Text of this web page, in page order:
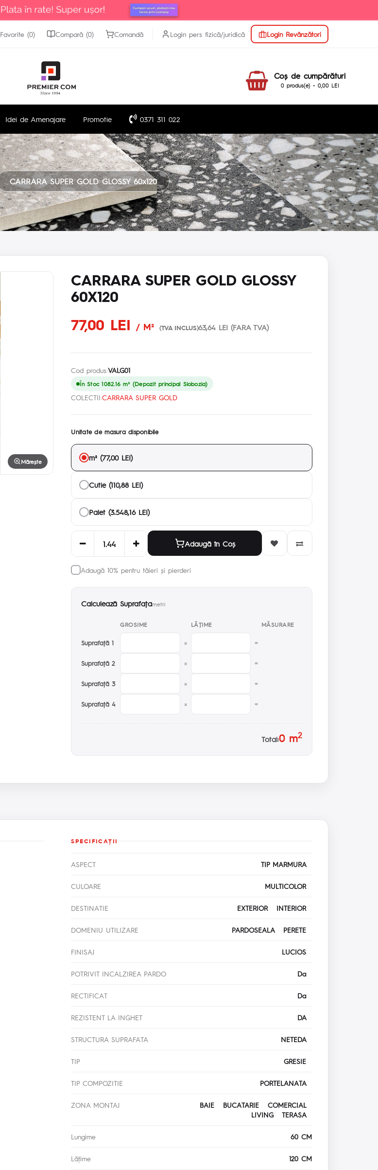
Login Revânzători
Login pers fizică/juridică
Favorite (0) Compară (0) Comandă
Coş de cumpărături
0 produs(e) - 0,00 LEI
Idei de Amenajare Promotie 0371 311 022
CARRARA SUPER GOLD GLOSSY 60x120
Mărește
CARRARA SUPER GOLD GLOSSY
60X120
77,00 LEI
/ M² (TVA INCLUS)63,64 LEI (FARA TVA)
Cod produs:VALG01
În Stoc 1082.16 m² (Depozit principal Slobozia)
COLECTII:CARRARA SUPER GOLD
Unitate de masura disponibile
m² (77,00 LEI)
Cutie (110,88 LEI)
Palet (3.548,16 LEI)
Adaugă în Coş
Adaugă 10% pentru tăieri și pierderi
Calculează Suprafaţametri
GROSIME LĂŢIME MĂSURARE
Suprafaţă 1 × =
Suprafaţă 2 × =
Suprafaţă 3 × =
Suprafaţă 4 × =
Total:0m2
SPECIFICAŢII
ASPECT TIP MARMURA
CULOARE MULTICOLOR
DESTINATIE EXTERIOR INTERIOR
DOMENIU UTILIZARE PARDOSEALA PERETE
FINISAJ LUCIOS
POTRIVIT INCALZIREA PARDO Da
RECTIFICAT Da
REZISTENT LA INGHET DA
STRUCTURA SUPRAFATA NETEDA
TIP GRESIE
TIP COMPOZITIE PORTELANATA
ZONA MONTAJ
BAIE BUCATARIE COMERCIAL
LIVING TERASA
Lungime 60 CM
Lăţime 120 CM